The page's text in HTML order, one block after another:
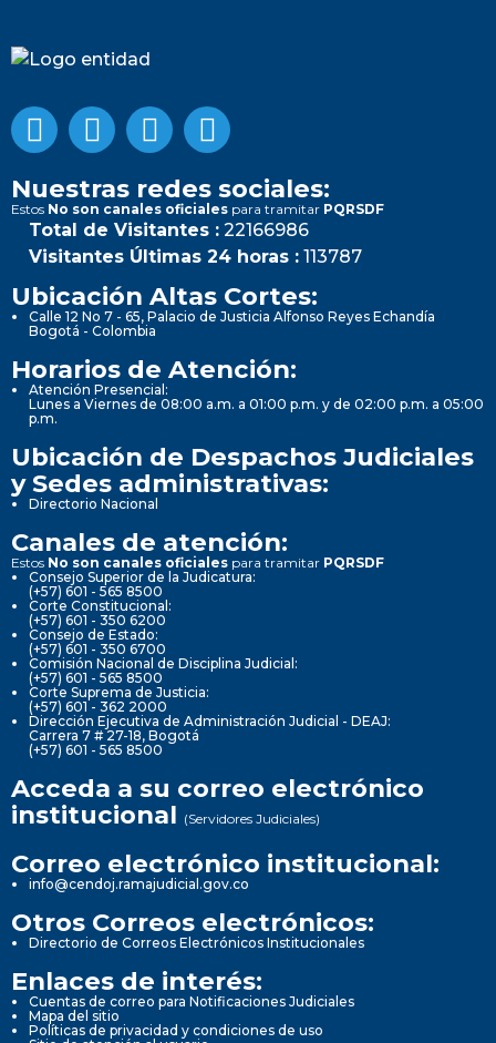
Nuestras redes sociales:
Estos No son canales oficiales para tramitar PQRSDF
Total de Visitantes : 22166986
Visitantes Últimas 24 horas : 113787
Ubicación Altas Cortes:
Calle 12 No 7 - 65, Palacio de Justicia Alfonso Reyes Echandía
Bogotá - Colombia
Horarios de Atención:
Atención Presencial:
Lunes a Viernes de 08:00 a.m. a 01:00 p.m. y de 02:00 p.m. a 05:00
p.m.
Ubicación de Despachos Judiciales
y Sedes administrativas:
Directorio Nacional
Canales de atención:
Estos No son canales oficiales para tramitar PQRSDF
Consejo Superior de la Judicatura:
(+57) 601 - 565 8500
Corte Constitucional:
(+57) 601 - 350 6200
Consejo de Estado:
(+57) 601 - 350 6700
Comisión Nacional de Disciplina Judicial:
(+57) 601 - 565 8500
Corte Suprema de Justicia:
(+57) 601 - 362 2000
Dirección Ejecutiva de Administración Judicial - DEAJ:
Carrera 7 # 27-18, Bogotá
(+57) 601 - 565 8500
Acceda a su correo electrónico
institucional (Servidores Judiciales)
Correo electrónico institucional:
info@cendoj.ramajudicial.gov.co
Otros Correos electrónicos:
Directorio de Correos Electrónicos Institucionales
Enlaces de interés:
Cuentas de correo para Notificaciones Judiciales
Mapa del sitio
Políticas de privacidad y condiciones de uso